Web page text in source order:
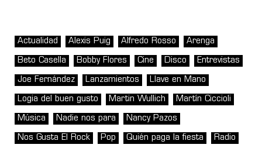
Actualidad Alexis Puig Alfredo Rosso Arenga
Beto Casella Bobby Flores Cine Disco Entrevistas
Joe Fernández Lanzamientos Llave en Mano
Logia del buen gusto Martin Wullich Martín Ciccioli
Música Nadie nos para Nancy Pazos
Nos Gusta El Rock Pop Quién paga la fiesta Radio